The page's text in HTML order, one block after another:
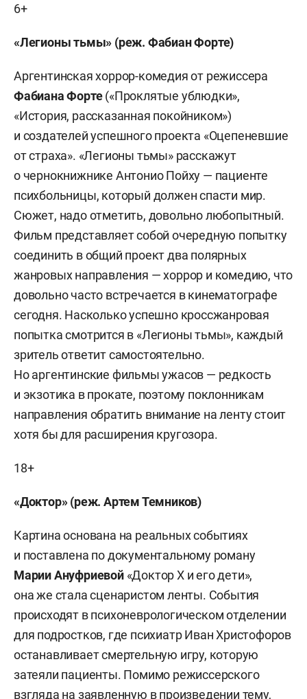
6+
«Легионы тьмы» (реж. Фабиан Форте)
Аргентинская хоррор-комедия от режиссера
Фабиана Форте(«Проклятые ублюдки»,
«История, рассказанная покойником»)
и создателей успешного проекта «Оцепеневшие
от страха». «Легионы тьмы» расскажут
о чернокнижнике Антонио Пойху — пациенте
психбольницы, который должен спасти мир.
Сюжет, надо отметить, довольно любопытный.
Фильм представляет собой очередную попытку
соединить в общий проект два полярных
жанровых направления — хоррор и комедию, что
довольно часто встречается в кинематографе
сегодня. Насколько успешно кроссжанровая
попытка смотрится в «Легионы тьмы», каждый
зритель ответит самостоятельно.
Но аргентинские фильмы ужасов — редкость
и экзотика в прокате, поэтому поклонникам
направления обратить внимание на ленту стоит
хотя бы для расширения кругозора.
18+
«Доктор» (реж. Артем Темников)
Картина основана на реальных событиях
и поставлена по документальному роману
Марии Ануфриевой «Доктор Х и его дети»,
она же стала сценаристом ленты. События
происходят в психоневрологическом отделении
для подростков, где психиатр Иван Христофоров
останавливает смертельную игру, которую
затеяли пациенты. Помимо режиссерского
взгляда на заявленную в произведении тему,